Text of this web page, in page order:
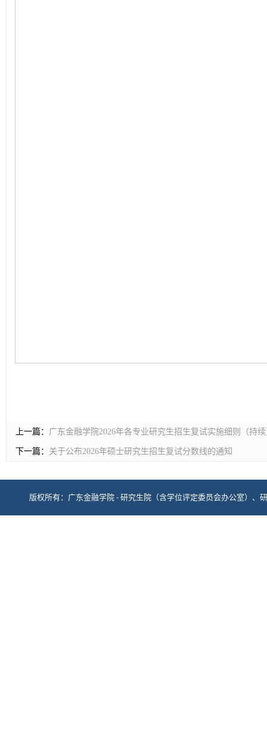
上一篇： 广东金融学院2026年各专业研究生招生复试实施细则（持
下一篇： 关于公布2026年硕士研究生招生复试分数线的通知
版权所有：广东金融学院 - 研究生院（含学位评定委员会办公室）